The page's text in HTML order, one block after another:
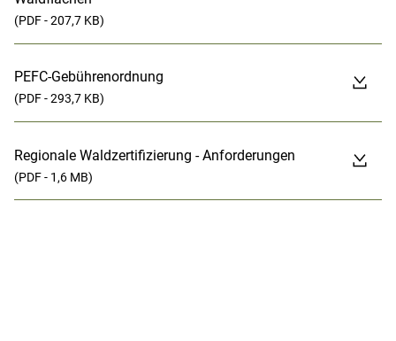
(PDF - 207,7 KB)
PEFC-Gebührenordnung
(PDF - 293,7 KB)
Regionale Waldzertifizierung - Anforderungen
(PDF - 1,6 MB)